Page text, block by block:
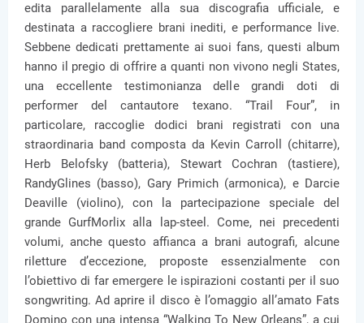
edita parallelamente alla sua discografia ufficiale, e
destinata a raccogliere brani inediti, e performance live.
Sebbene dedicati prettamente ai suoi fans, questi album
hanno il pregio di offrire a quanti non vivono negli States,
una eccellente testimonianza delle grandi doti di
performer del cantautore texano. “Trail Four”, in
particolare, raccoglie dodici brani registrati con una
straordinaria band composta da Kevin Carroll (chitarre),
Herb Belofsky (batteria), Stewart Cochran (tastiere),
RandyGlines (basso), Gary Primich (armonica), e Darcie
Deaville (violino), con la partecipazione speciale del
grande GurfMorlix alla lap-steel. Come, nei precedenti
volumi, anche questo affianca a brani autografi, alcune
riletture d’eccezione, proposte essenzialmente con
l’obiettivo di far emergere le ispirazioni costanti per il suo
songwriting. Ad aprire il disco è l’omaggio all’amato Fats
Domino con una intensa “Walking To New Orleans”, a cui